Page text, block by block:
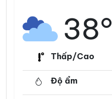
38°
Thấp/Cao
Độ ẩm